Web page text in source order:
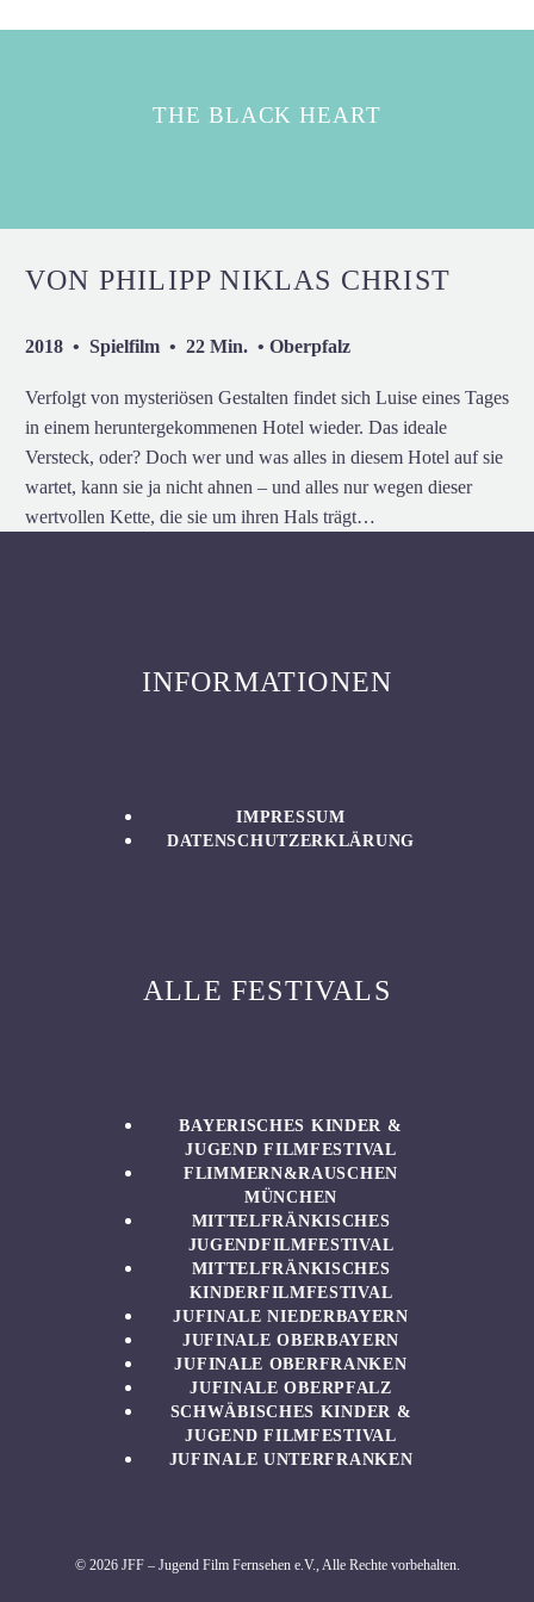
THE BLACK HEART
VON PHILIPP NIKLAS CHRIST
2018 • Spielfilm • 22 Min. • Oberpfalz
Verfolgt von mysteriösen Gestalten findet sich Luise eines Tages
in einem heruntergekommenen Hotel wieder. Das ideale
Versteck, oder? Doch wer und was alles in diesem Hotel auf sie
wartet, kann sie ja nicht ahnen – und alles nur wegen dieser
wertvollen Kette, die sie um ihren Hals trägt…
INFORMATIONEN
IMPRESSUM
DATENSCHUTZERKLÄRUNG
ALLE FESTIVALS
BAYERISCHES KINDER &
JUGEND FILMFESTIVAL
FLIMMERN&RAUSCHEN
MÜNCHEN
MITTELFRÄNKISCHES
JUGENDFILMFESTIVAL
MITTELFRÄNKISCHES
KINDERFILMFESTIVAL
JUFINALE NIEDERBAYERN
JUFINALE OBERBAYERN
JUFINALE OBERFRANKEN
JUFINALE OBERPFALZ
SCHWÄBISCHES KINDER &
JUGEND FILMFESTIVAL
JUFINALE UNTERFRANKEN
© 2026 JFF – Jugend Film Fernsehen e.V., Alle Rechte vorbehalten.